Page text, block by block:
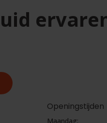
Openingstijden
Maandag: